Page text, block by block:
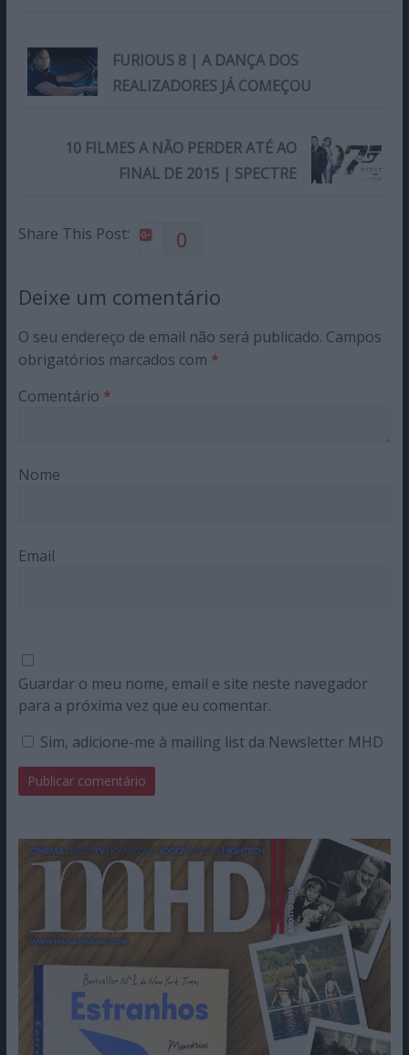
FURIOUS 8 | A DANÇA DOS
REALIZADORES JÁ COMEÇOU
10 FILMES A NÃO PERDER ATÉ AO
FINAL DE 2015 | SPECTRE
Share This Post: 0
Deixe um comentário
O seu endereço de email não será publicado. Campos
obrigatórios marcados com *
Comentário *
Nome
Email
Guardar o meu nome, email e site neste navegador
para a próxima vez que eu comentar.
Sim, adicione-me à mailing list da Newsletter MHD